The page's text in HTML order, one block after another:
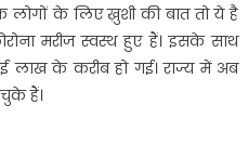
लोगों के लिए ख़ुशी की बात तो ये है
मरीज स्वस्थ हुए हैं। इसके साथ
लाख के करीब हो गई। राज्य में अब
हैं।